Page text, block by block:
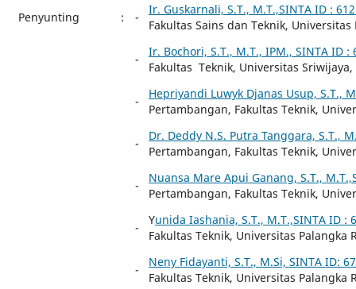
Penyunting : -
Ir. Guskarnali, S.T., M.T.,SINTA ID :
Fakultas Sains dan Teknik,
-
Ir. Bochori, S.T., M.T., IPM., SINTA ID :
Fakultas Teknik, Universitas
-
Hepriyandi Luwyk Djanas Usup, S.T.,
Pertambangan, Fakultas Teknik,
-
Dr. Deddy N.S. Putra Tanggara, S.T.,
Pertambangan, Fakultas Teknik,
-
Nuansa Mare Apui Ganang, S.T.,
Pertambangan, Fakultas Teknik,
-
Yunida Iashania, S.T., M.T.,SINTA ID :
Fakultas Teknik, Universitas Palangka
-
Neny Fidayanti, S.T., M.Si, SINTA ID:
Fakultas Teknik, Universitas Palangka